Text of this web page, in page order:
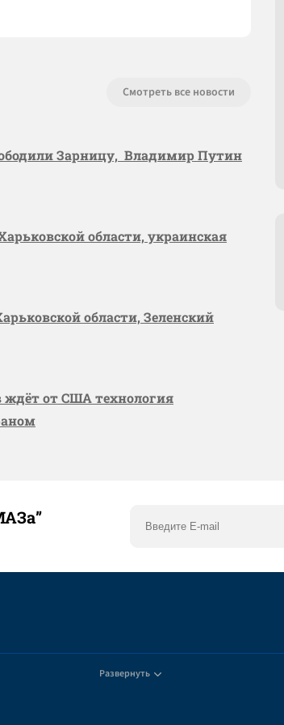
Смотреть все новости
Зарницу, Владимир Путин
области, украинская
области, Зеленский
ждёт от США технология
Развернуть